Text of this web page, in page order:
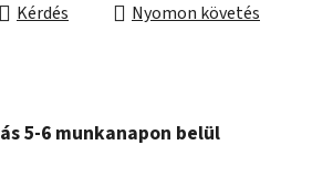
Kérdés
Nyomon követés
5-6 munkanapon belül